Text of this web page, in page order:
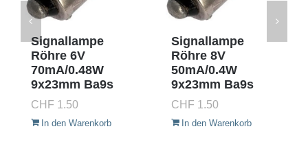
Signallampe
Röhre 6V
70mA/0.48W
9x23mm Ba9s
CHF 1.50
In den Warenkorb
Signallampe
Röhre 8V
50mA/0.4W
9x23mm Ba9s
CHF 1.50
In den Warenkorb